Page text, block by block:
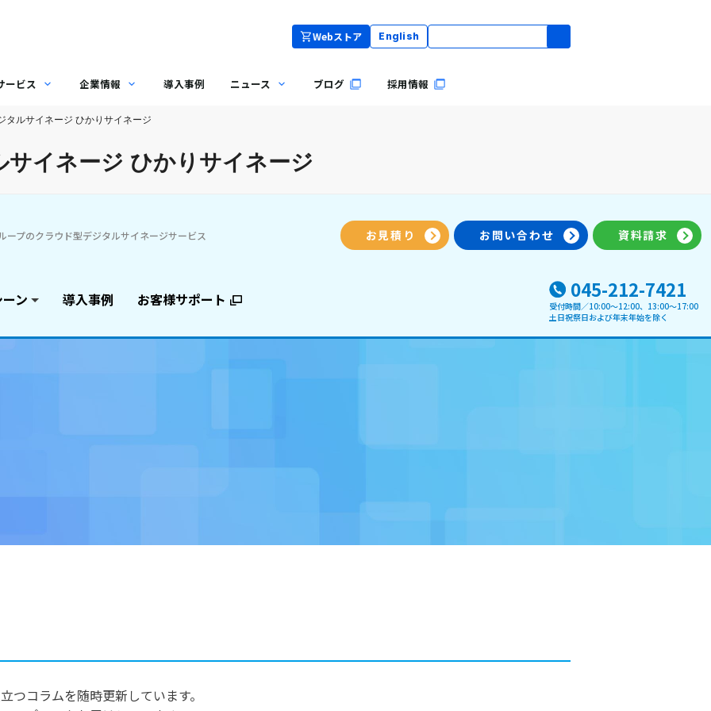
Webストア English
ービス 企業情報 導入事例 ニュース ブログ 採用情報
タルサイネージ ひかりサイネージ
イネージ ひかりサイネージ
プのクラウド型デジタルサイネージサービス お見積り お問い合わせ 資料請求
ン 導入事例 お客様サポート 045-212-7421
受付時間／10:00〜12:00、13:00～17:00
土日祝祭日および年末年始を除く
つコラムを随時更新しています。